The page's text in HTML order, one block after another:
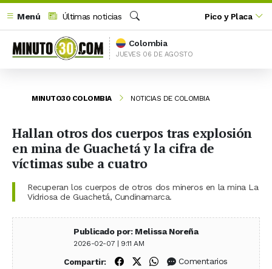
Menú
Últimas noticias
Buscar
Pico y Placa
Colombia
JUEVES 06 DE AGOSTO
MINUTO30 COLOMBIA NOTICIAS DE COLOMBIA
Hallan otros dos cuerpos tras explosión
en mina de Guachetá y la cifra de
víctimas sube a cuatro
Recuperan los cuerpos de otros dos mineros en la mina La
Vidriosa de Guachetá, Cundinamarca.
Publicado por: Melissa Noreña
2026-02-07 | 9:11 AM
Compartir: Compartir en Facebook
Compartir en X (Twitter)
Compartir en WhatsApp
Comentarios